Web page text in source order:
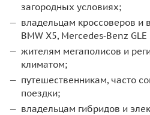
загородных условиях;
владельцам кроссоверов и
BMW X5, Mercedes‑Benz
жителям мегаполисов и
климатом;
путешественникам, часто
поездки;
владельцам гибридов и